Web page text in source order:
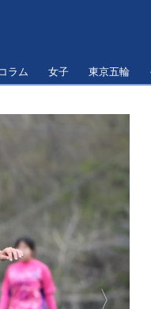
コラム 女子 東京五輪